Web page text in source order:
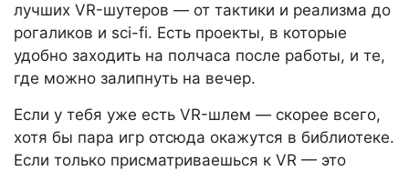
лучших VR-шутеров — от тактики и реализма до
рогаликов и sci-fi. Есть проекты, в которые
удобно заходить на полчаса после работы, и те,
где можно залипнуть на вечер.
Если у тебя уже есть VR-шлем — скорее всего,
хотя бы пара игр отсюда окажутся в библиотеке.
Если только присматриваешься к VR — это